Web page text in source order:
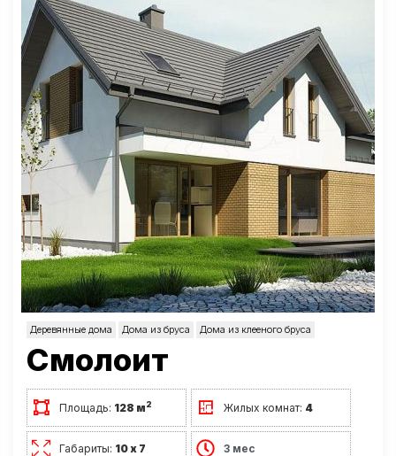
Деревянные дома Дома из бруса Дома из клееного бруса
Смолоит
Площадь: 128 м2 Жилых комнат: 4
Габариты: 10 х 7 3 мес